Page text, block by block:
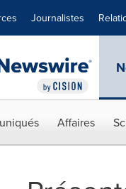
Journalistes
Affaires